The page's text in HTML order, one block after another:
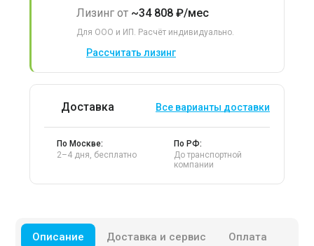
Лизинг от ~34 808 ₽/мес
Для ООО и ИП. Расчёт индивидуально.
Рассчитать лизинг
Доставка Все варианты доставки
По Москве:
2–4 дня, бесплатно
По РФ:
До транспортной
компании
Описание Доставка и сервис Оплата